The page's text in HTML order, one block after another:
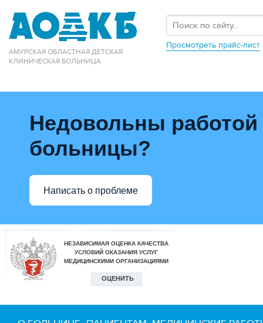
АМУРСКАЯ ОБЛАСТНАЯ ДЕТСКАЯ
КЛИНИЧЕСКАЯ БОЛЬНИЦА
Просмотреть прайс-лист
Недовольны работой
больницы?
Написать о проблеме